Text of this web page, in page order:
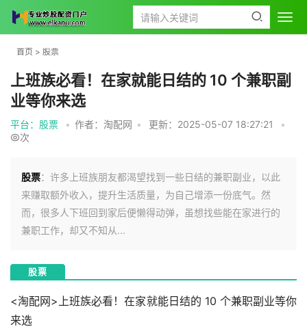
首页 > 股票
上班族必看！在家就能日结的 10 个兼职副
业等你来选
平台：股票 • 作者：淘配网 • 更新：2025-05-07 18:27:21
•
次
股票：许多上班族朋友都渴望找到一些日结的兼职副业，以此
来赚取额外收入，提升生活质量，为自己增添一份底气。然
而，很多人下班回到家后便懒得动弹，虽想找些能在家进行的
兼职工作，却又不知从...
股票
<淘配网>上班族必看！在家就能日结的 10 个兼职副业等你
来选